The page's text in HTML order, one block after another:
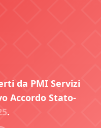
da PMI Servizi
Accordo Stato-
.